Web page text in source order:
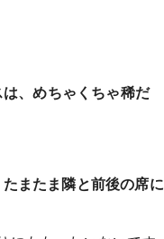
は、めちゃくちゃ稀だ
またま隣と前後の席に